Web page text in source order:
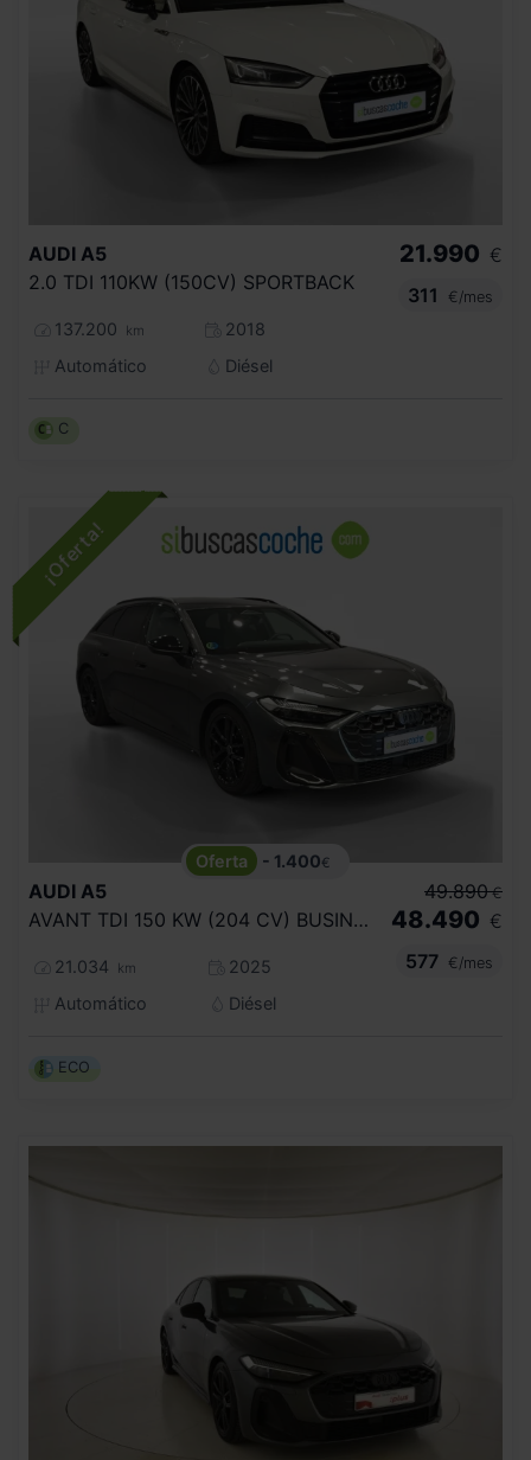
AUDI A5
2.0 TDI 110KW (150CV) SPORTBACK
137.200 km
2018
Automático
Diésel
21.990 €
311
€/mes
C
- 1.400€
AUDI A5
AVANT TDI 150 KW (204 CV) BUSINESS
21.034 km
2025
Automático
Diésel
49.890 €
48.490 €
577
€/mes
ECO